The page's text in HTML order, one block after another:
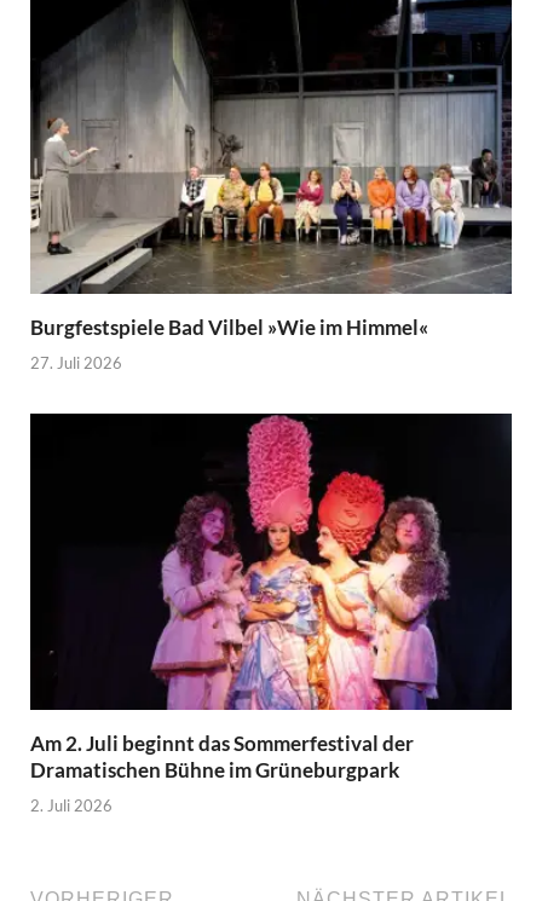
Burgfestspiele Bad Vilbel »Wie im Himmel«
27. Juli 2026
Am 2. Juli beginnt das Sommerfestival der
Dramatischen Bühne im Grüneburgpark
2. Juli 2026